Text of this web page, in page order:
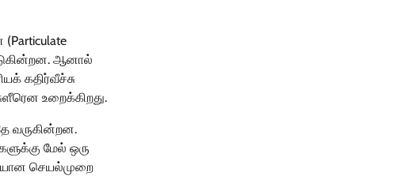
ஆனால்
கதிர்வீச்சு
உறைக்கிறது.
வருகின்றன.
மேல் ஒரு
செயல்முறை